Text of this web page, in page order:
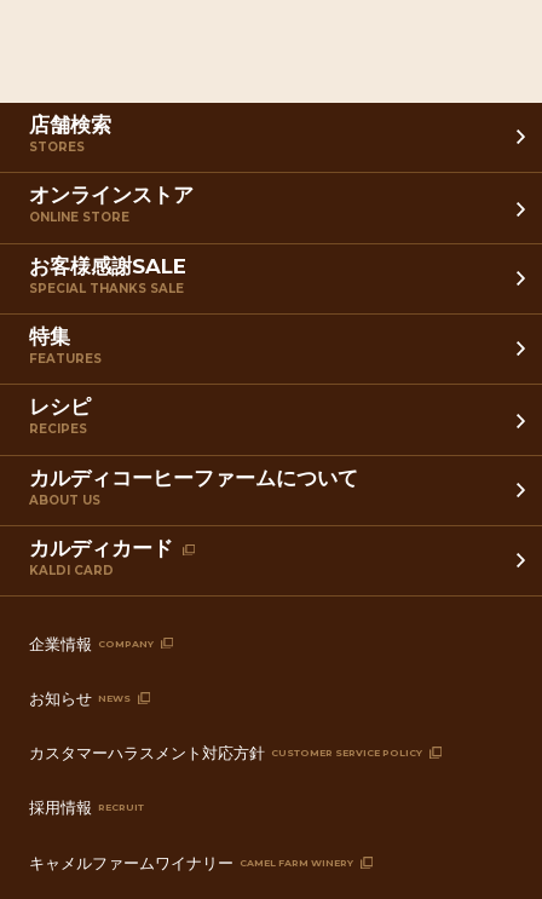
店舗検索
STORES
オンラインストア
ONLINE STORE
お客様感謝SALE
SPECIAL THANKS SALE
特集
FEATURES
レシピ
RECIPES
カルディコーヒーファームについて
ABOUT US
カルディカード
KALDI CARD
企業情報 COMPANY
お知らせ NEWS
カスタマーハラスメント対応方針 CUSTOMER SERVICE POLICY
採用情報 RECRUIT
キャメルファームワイナリー CAMEL FARM WINERY